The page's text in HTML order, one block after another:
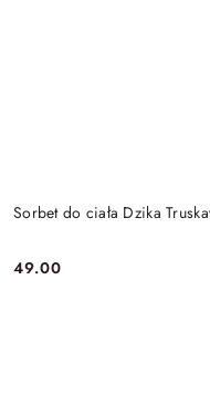
Sorbet do ciała Dzika
Cena:
49.00